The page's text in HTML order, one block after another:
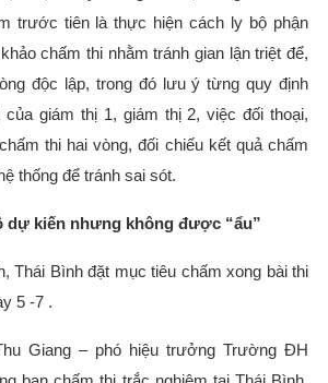
trước tiên là thực hiện cách ly bộ phận
chấm thi nhằm tránh gian lận triệt để,
độc lập, trong đó lưu ý từng quy định
của giám thị 1, giám thị 2, việc đối thoại,
thi hai vòng, đối chiếu kết quả chấm
thống để tránh sai sót.
dự kiến nhưng không được “ẩu”
Thái Bình đặt mục tiêu chấm xong bài thi
5 -7 .
Giang – phó hiệu trưởng Trường ĐH